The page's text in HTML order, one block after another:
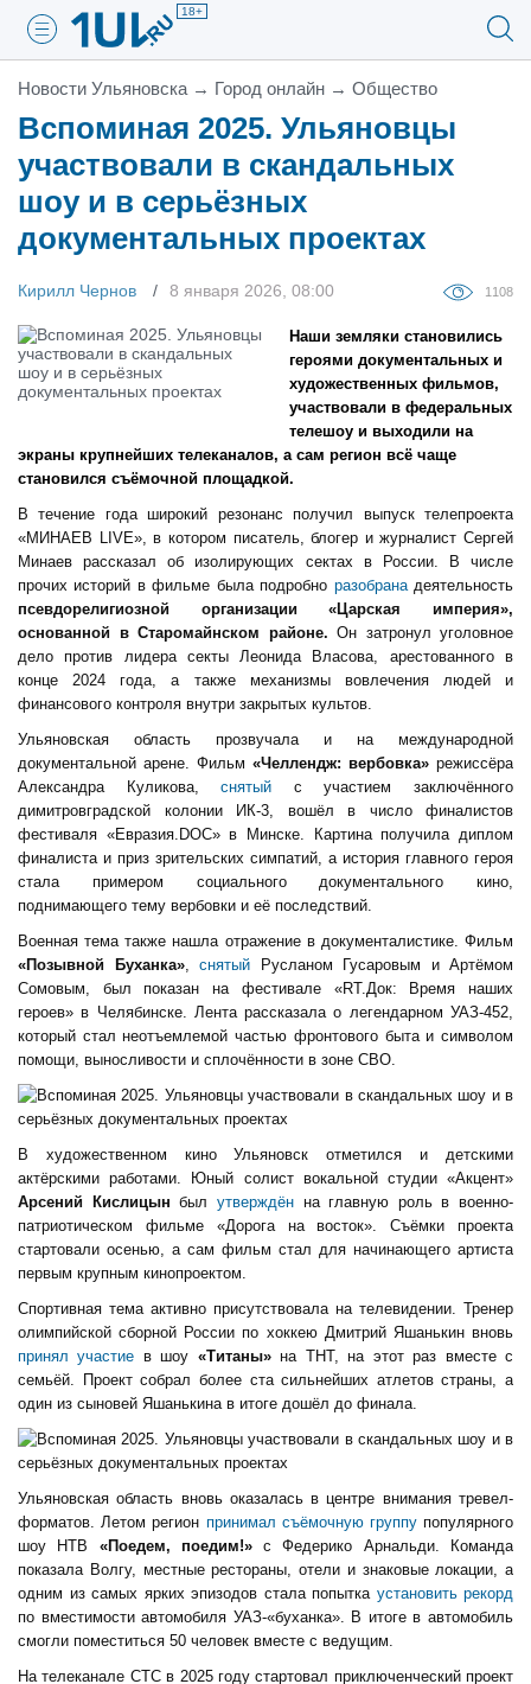
18+
Новости Ульяновска → Город онлайн → Общество
Вспоминая 2025. Ульяновцы
участвовали в скандальных
шоу и в серьёзных
документальных проектах
Кирилл Чернов 8 января 2026, 08:00 1108
Наши земляки становились
героями документальных и
художественных фильмов,
участвовали в федеральных
телешоу и выходили на
экраны крупнейших телеканалов, а сам регион всё чаще
становился съёмочной площадкой.
В течение года широкий резонанс получил выпуск телепроекта
«МИНАЕВ LIVE», в котором писатель, блогер и журналист Сергей
Минаев рассказал об изолирующих сектах в России. В числе
прочих историй в фильме была подробно разобранадеятельность
псевдорелигиозной организации «Царская империя»,
основанной в Старомайнском районе. Он затронул уголовное
дело против лидера секты Леонида Власова, арестованного в
конце 2024 года, а также механизмы вовлечения людей и
финансового контроля внутри закрытых культов.
Ульяновская область прозвучала и на международной
документальной арене. Фильм «Челлендж: вербовка» режиссёра
Александра Куликова,снятый с участием заключённого
димитровградской колонии ИК-3, вошёл в число финалистов
фестиваля «Евразия.DOC» в Минске. Картина получила диплом
финалиста и приз зрительских симпатий, а история главного героя
стала примером социального документального кино,
поднимающего тему вербовки и её последствий.
Военная тема также нашла отражение в документалистике. Фильм
«Позывной Буханка», снятый Русланом Гусаровым и Артёмом
Сомовым, был показан на фестивале «RT.Док: Время наших
героев» в Челябинске. Лента рассказала о легендарном УАЗ-452,
который стал неотъемлемой частью фронтового быта и символом
помощи, выносливости и сплочённости в зоне СВО.
В художественном кино Ульяновск отметился и детскими
актёрскими работами. Юный солист вокальной студии «Акцент»
Арсений Кислицын был утверждённа главную роль в военно-
патриотическом фильме «Дорога на восток». Съёмки проекта
стартовали осенью, а сам фильм стал для начинающего артиста
первым крупным кинопроектом.
Спортивная тема активно присутствовала на телевидении. Тренер
олимпийской сборной России по хоккею Дмитрий Яшанькин вновь
принял участие в шоу «Титаны»на ТНТ, на этот раз вместе с
семьёй. Проект собрал более ста сильнейших атлетов страны, а
один из сыновей Яшанькина в итоге дошёл до финала.
Ульяновская область вновь оказалась в центре внимания тревел-
форматов. Летом регион принимал съёмочную группупопулярного
шоу НТВ «Поедем, поедим!»с Федерико Арнальди. Команда
показала Волгу, местные рестораны, отели и знаковые локации, а
одним из самых ярких эпизодов стала попытка установить рекорд
по вместимости автомобиля УАЗ-«буханка». В итоге в автомобиль
смогли поместиться 50 человек вместе с ведущим.
На телеканале СТС в 2025 году стартовал приключенческий проект